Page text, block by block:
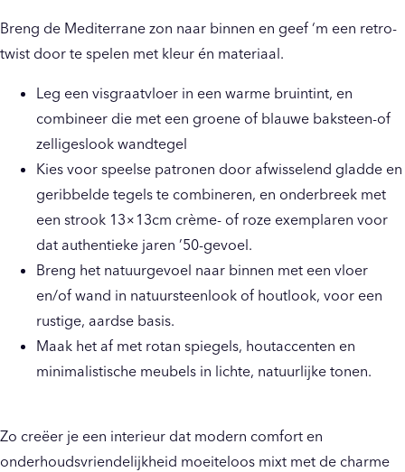
Breng de Mediterrane zon naar binnen en geef ‘m een retro-
twist door te spelen met kleur én materiaal.
Leg een visgraatvloer in een warme bruintint, en
combineer die met een groene of blauwe baksteen-of
zelligeslook wandtegel
Kies voor speelse patronen door afwisselend gladde en
geribbelde tegels te combineren, en onderbreek met
een strook 13×13cm crème- of roze exemplaren voor
dat authentieke jaren ’50-gevoel.
Breng het natuurgevoel naar binnen met een vloer
en/of wand in natuursteenlook of houtlook, voor een
rustige, aardse basis.
Maak het af met rotan spiegels, houtaccenten en
minimalistische meubels in lichte, natuurlijke tonen.
Zo creëer je een interieur dat modern comfort en
onderhoudsvriendelijkheid moeiteloos mixt met de charme